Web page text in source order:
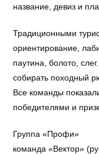
название, девиз и
Традиционными
ориентирование,
паутина, болото,
собирать походный
Все команды
победителями и
Группа «Профи»
команда «Вектор»